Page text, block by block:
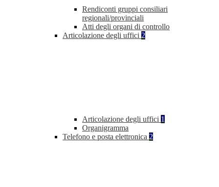
Rendiconti gruppi consiliari
regionali/provinciali
Atti degli organi di controllo
Articolazione degli uffici 2
Articolazione degli uffici 1
Organigramma
Telefono e posta elettronica 2